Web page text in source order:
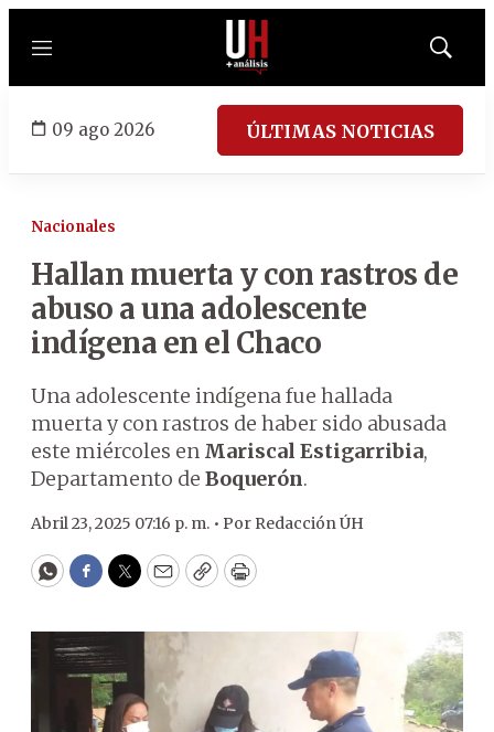
Menú
Mostrar
09 ago 2026 ÚLTIMAS NOTICIAS
Nacionales
Hallan muerta y con rastros de
abuso a una adolescente
indígena en el Chaco
Una adolescente indígena fue hallada
muerta y con rastros de haber sido abusada
este miércoles en Mariscal Estigarribia,
Departamento de Boquerón.
Abril 23, 2025 07:16 p. m. • Por Redacción ÚH
WhatsApp
Facebook
Twitter
EmailCopyPrint